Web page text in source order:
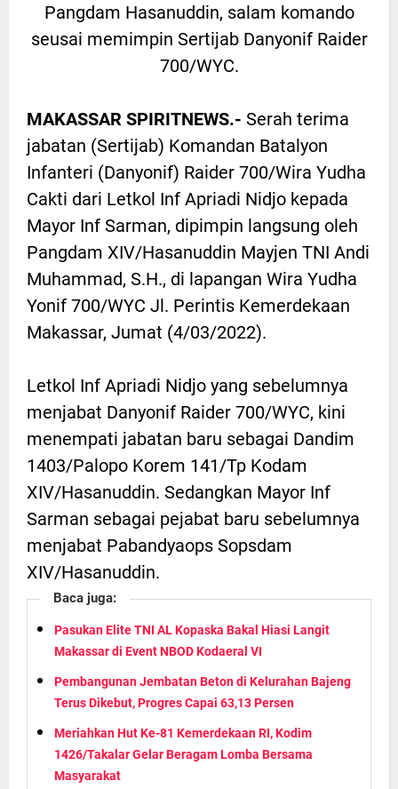
Pangdam Hasanuddin, salam komando
seusai memimpin Sertijab Danyonif Raider
700/WYC.
MAKASSAR SPIRITNEWS.- Serah terima
jabatan (Sertijab) Komandan Batalyon
Infanteri (Danyonif) Raider 700/Wira Yudha
Cakti dari Letkol Inf Apriadi Nidjo kepada
Mayor Inf Sarman, dipimpin langsung oleh
Pangdam XIV/Hasanuddin Mayjen TNI Andi
Muhammad, S.H., di lapangan Wira Yudha
Yonif 700/WYC Jl. Perintis Kemerdekaan
Makassar, Jumat (4/03/2022).
Letkol Inf Apriadi Nidjo yang sebelumnya
menjabat Danyonif Raider 700/WYC, kini
menempati jabatan baru sebagai Dandim
1403/Palopo Korem 141/Tp Kodam
XIV/Hasanuddin. Sedangkan Mayor Inf
Sarman sebagai pejabat baru sebelumnya
menjabat Pabandyaops Sopsdam
XIV/Hasanuddin.
Baca juga:
Pasukan Elite TNI AL Kopaska Bakal Hiasi Langit
Makassar di Event NBOD Kodaeral VI
Pembangunan Jembatan Beton di Kelurahan Bajeng
Terus Dikebut, Progres Capai 63,13 Persen
Meriahkan Hut Ke-81 Kemerdekaan RI, Kodim
1426/Takalar Gelar Beragam Lomba Bersama
Masyarakat